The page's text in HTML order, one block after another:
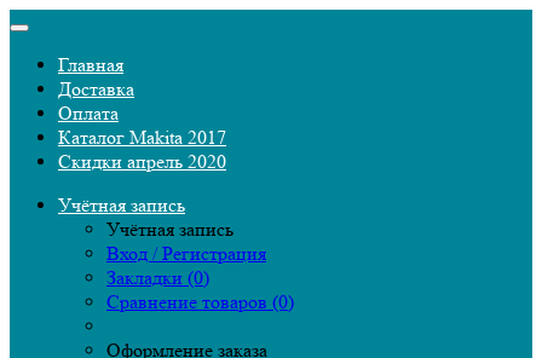
Главная
Доставка
Оплата
Каталог Makita 2017
Скидки апрель 2020
Учётная запись
Учётная запись
Вход / Регистрация
Закладки (0)
Сравнение товаров (0)
Оформление заказа